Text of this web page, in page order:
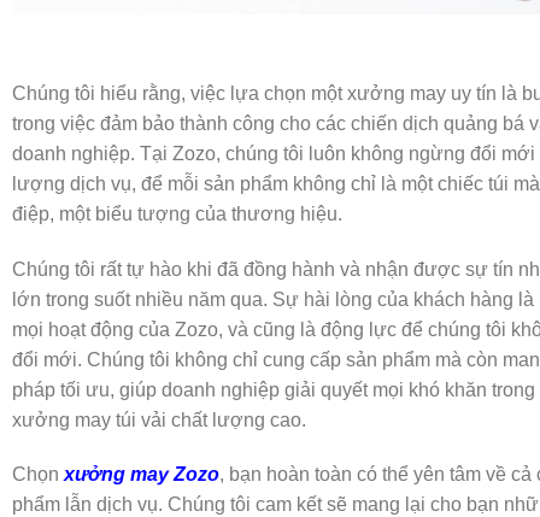
Chúng tôi hiểu rằng, việc lựa chọn một xưởng may uy tín là
trong việc đảm bảo thành công cho các chiến dịch quảng bá
doanh nghiệp. Tại Zozo, chúng tôi luôn không ngừng đổi mới
lượng dịch vụ, để mỗi sản phẩm không chỉ là một chiếc túi
điệp, một biểu tượng của thương hiệu.
Chúng tôi rất tự hào khi đã đồng hành và nhận được sự tín
lớn trong suốt nhiều năm qua. Sự hài lòng của khách hàng là
mọi hoạt động của Zozo, và cũng là động lực để chúng tôi
đổi mới. Chúng tôi không chỉ cung cấp sản phẩm mà còn
pháp tối ưu, giúp doanh nghiệp giải quyết mọi khó khăn
xưởng may túi vải chất lượng cao.
Chọnxưởng may Zozo, bạn hoàn toàn có thể yên tâm về
phẩm lẫn dịch vụ. Chúng tôi cam kết sẽ mang lại cho bạn